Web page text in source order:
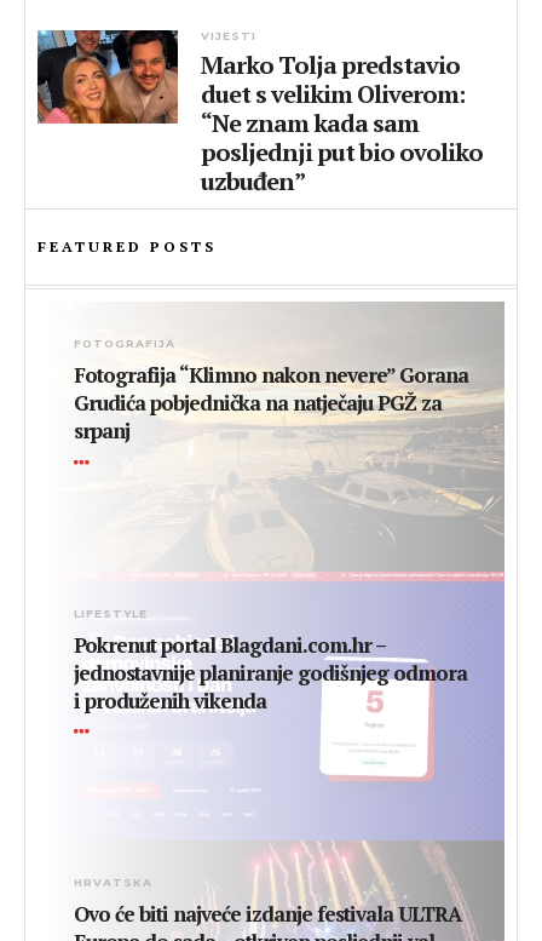
VIJESTI
Marko Tolja predstavio
duet s velikim Oliverom:
“Ne znam kada sam
posljednji put bio ovoliko
uzbuđen”
FEATURED POSTS
FOTOGRAFIJA
Fotografija “Klimno nakon nevere” Gorana
Grudića pobjednička na natječaju PGŽ za
srpanj
LIFESTYLE
Pokrenut portal Blagdani.com.hr –
jednostavnije planiranje godišnjeg odmora
i produženih vikenda
HRVATSKA
Ovo će biti najveće izdanje festivala ULTRA